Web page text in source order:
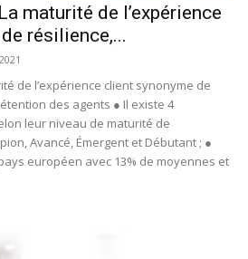
maturité de l’expérience
résilience,...
de l’expérience client synonyme de
des agents ● Il existe 4
leur niveau de maturité de
Avancé, Émergent et Débutant ; ●
européen avec 13% de moyennes et